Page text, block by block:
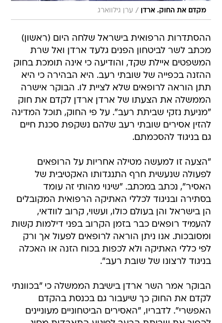
מקדם את החוק. ארדן / ערן גילווארג
ההסתדרות הרפואית בישראל שלחה היום (ראשון)
מכתב לשר לביטחון הפנים גלעד ארדן ואל שרת
המשפטים איילת שקד, והודיעה כי אינה תומכת בחוק
ההזנה בכפייה של שובתי רעב. היא הבהירה כי היא
תתן הוראה לרופאים שלא לציית לו. הבוקר אישרה
הממשלה את הצעתו של ארדן ארדן לקדם את חוק
"מניעת נזקי שביתת רעב". על פי החוק, תוכל המדינה
להזין אסירים שובתי רעב שלהם נשקפת סכנת חיים
גם בניגוד להסכמתם.
"הצעה זו למעשה מטילה אחריות על הרופאים
לפעולה שנעשית חרף התנגדותו האקטיבית של
האסיר", נכתב במכתב. "שינוי מהותי זה עומד
בסתירה ובניגוד לכללי האתיקה הרפואית המקובלים
הן בישראל והן בעולם כולו, ועשוי, קרוב לוודאי,
להעמיד רופאים כבר בזמן הקרוב בפני דילמות קשות
ומסובכות. אנו ניתן הוראה לרופאים לפעול אך ורק
לפי כללי האתיקה ולא לכפות בכוח הזנה או האכלה
בניגוד לרצונו של שובת רעב".
הבוקר אמר השר ארדן בישיבת הממשלה כי "בכוונתי
לקדם את החוק כך שיעבור גם בכנסת בהקדם
האפשרי". לדבריו, "האסירים הביטחוניים מעוניינים